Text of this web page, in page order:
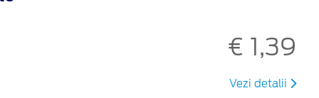
€ 1,39
Vezi detalii